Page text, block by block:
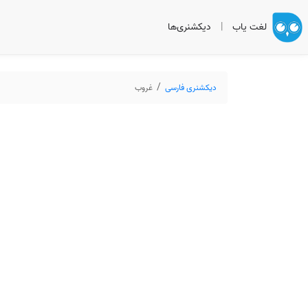
لغت یاب | دیکشنری‌ها
دیکشنری فارسی غروب